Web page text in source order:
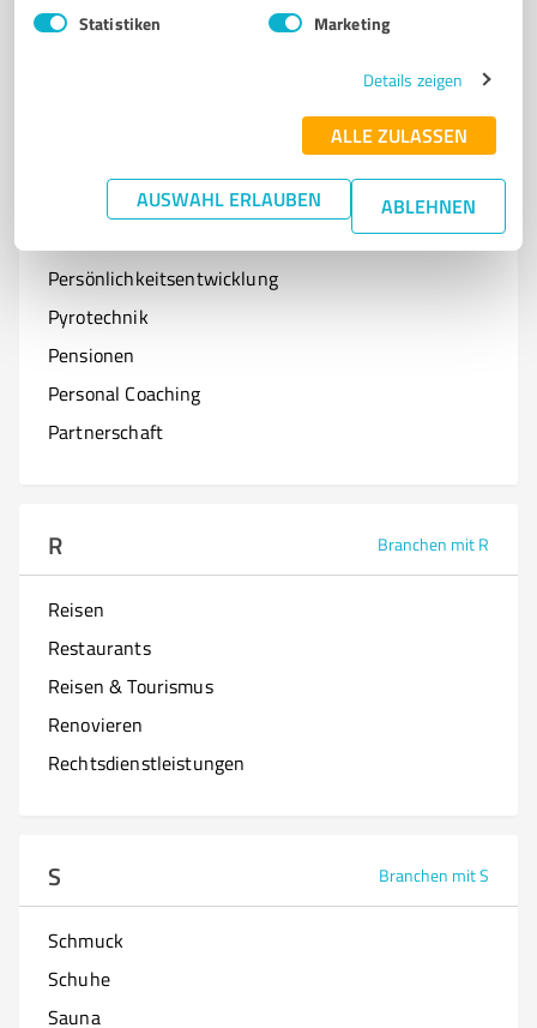
Statistiken Marketing
Details zeigen
ALLE ZULASSEN
AUSWAHL ERLAUBEN ABLEHNEN
Onlineshops
Branchen mit P
Persönlichkeitsentwicklung
Pyrotechnik
Pensionen
Personal Coaching
Partnerschaft
R Branchen mit R
Reisen
Restaurants
Reisen & Tourismus
Renovieren
Rechtsdienstleistungen
S Branchen mit S
Schmuck
Schuhe
Sauna